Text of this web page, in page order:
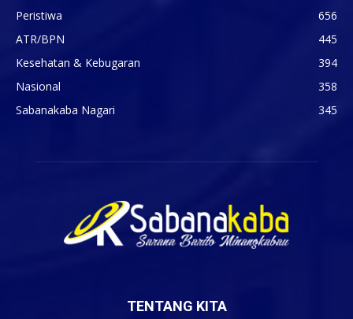
Peristiwa
656
ATR/BPN
445
Kesehatan & Kebugaran
394
Nasional
358
Sabanakaba Nagari
345
TENTANG KITA